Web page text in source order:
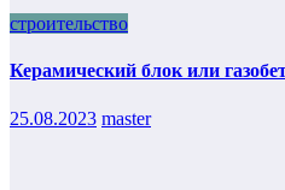
строительство
Керамический блок или
25.08.2023 master